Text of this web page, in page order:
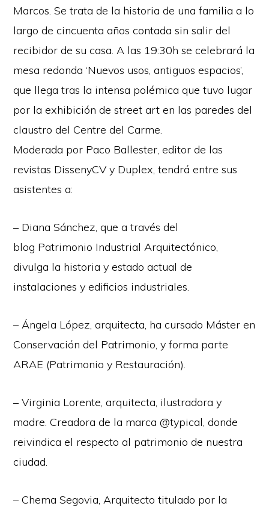
Marcos. Se trata de la historia de una familia a lo
largo de cincuenta años contada sin salir del
recibidor de su casa. A las 19:30h se celebrará la
mesa redonda ‘Nuevos usos, antiguos espacios’,
que llega tras la intensa polémica que tuvo lugar
por la exhibición de street art en las paredes del
claustro del Centre del Carme.
Moderada por Paco Ballester, editor de las
revistas DissenyCV y Duplex, tendrá entre sus
asistentes a:
– Diana Sánchez, que a través del
blog Patrimonio Industrial Arquitectónico,
divulga la historia y estado actual de
instalaciones y edificios industriales.
– Ángela López, arquitecta, ha cursado Máster en
Conservación del Patrimonio, y forma parte
ARAE (Patrimonio y Restauración).
– Virginia Lorente, arquitecta, ilustradora y
madre. Creadora de la marca @typical, donde
reivindica el respecto al patrimonio de nuestra
ciudad.
– Chema Segovia, Arquitecto titulado por la